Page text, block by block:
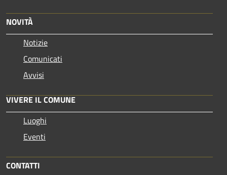
NOVITÀ
Notizie
Comunicati
Avvisi
VIVERE IL COMUNE
Luoghi
Eventi
CONTATTI